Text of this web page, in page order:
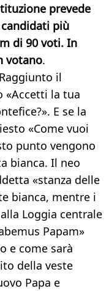
prevede
più
di 90 voti. In
votano.
il
«Accetti la tua
E se la
«Come vuoi
punto vengono
bianca. Il neo
«stanza delle
bianca, mentre i
Loggia centrale
Papam»
e come sarà
della veste
Papa e